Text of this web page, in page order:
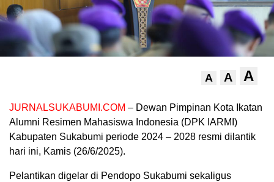
A A A
JURNALSUKABUMI.COM – Dewan Pimpinan Kota Ikatan
Alumni Resimen Mahasiswa Indonesia (DPK IARMI)
Kabupaten Sukabumi periode 2024 – 2028 resmi dilantik
hari ini, Kamis (26/6/2025).
Pelantikan digelar di Pendopo Sukabumi sekaligus